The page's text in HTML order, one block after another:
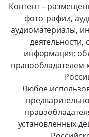
Контент –
фотографии,
аудиоматериалы,
деятельности,
информация;
правообладателем
Любое
установленных